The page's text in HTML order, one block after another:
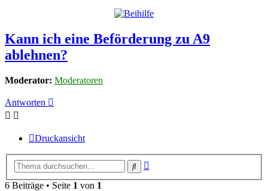
Kann ich eine Beförderung zu A9
ablehnen?
Moderator: Moderatoren
Antworten
Druckansicht
Suche
6 Beiträge • Seite 1 von 1